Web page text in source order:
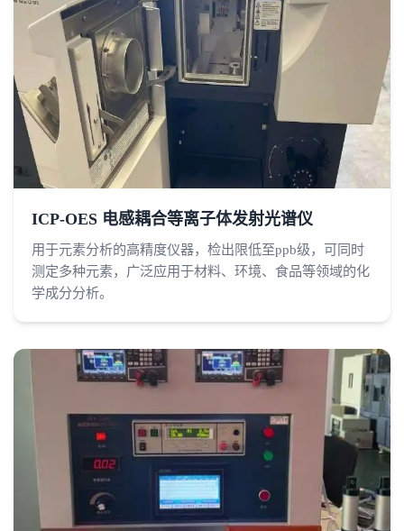
ICP-OES 电感耦合等离子体发射光谱仪
用于元素分析的高精度仪器，检出限低至ppb级，可同时
测定多种元素，广泛应用于材料、环境、食品等领域的化
学成分分析。